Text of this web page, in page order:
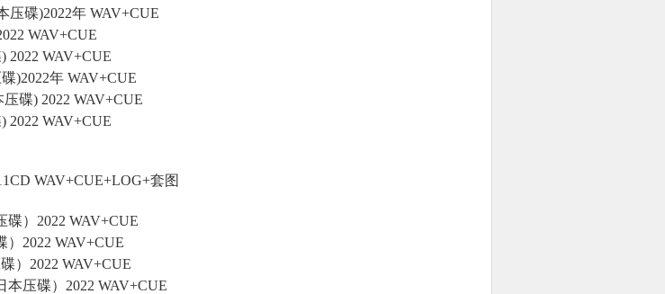
压碟)2022年 WAV+CUE
WAV+CUE
2022 WAV+CUE
)2022年 WAV+CUE
碟) 2022 WAV+CUE
2022 WAV+CUE
WAV+CUE+LOG+套图
碟）2022 WAV+CUE
）2022 WAV+CUE
）2022 WAV+CUE
压碟）2022 WAV+CUE